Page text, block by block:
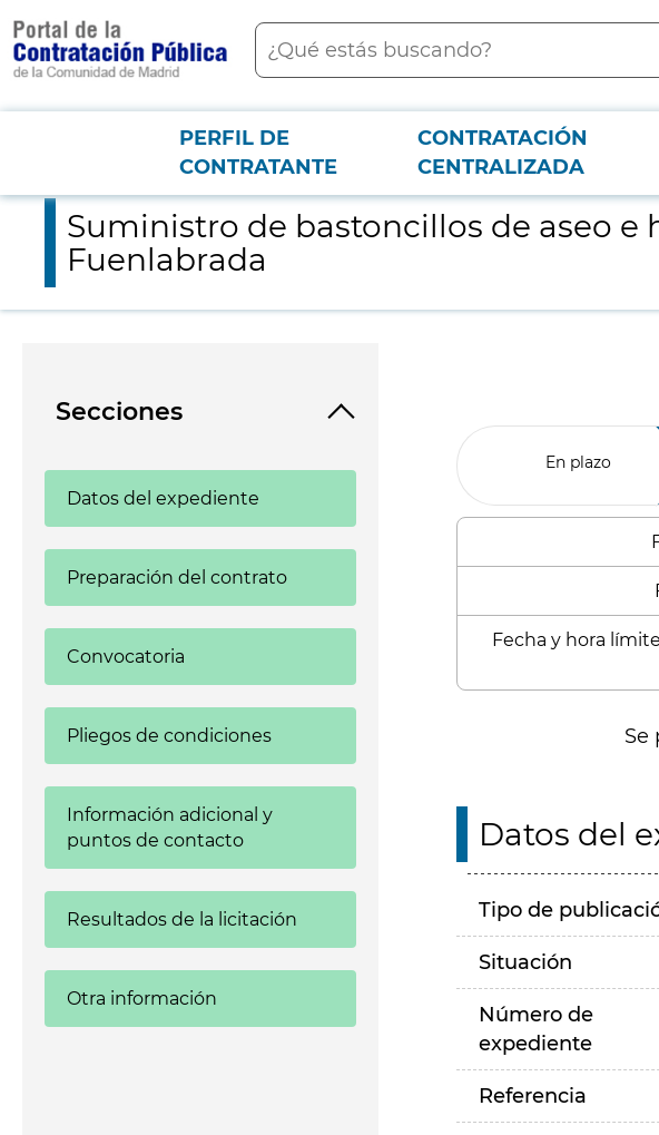
contenido
principal
Buscar
Menú PCON
PERFIL DE
CONTRATANTE
CONTRATACIÓN
CENTRALIZADA
Suministro de bastoncillos de aseo e higiene bucal para el Hospital Universitario de
Suministro de bastoncillos de aseo
Fuenlabrada
Secciones
Datos del expediente
Preparación del contrato
Convocatoria
Pliegos de condiciones
Información adicional y
puntos de contacto
Resultados de la licitación
Otra información
En plazo
Fecha y hora
Se
Datos del
Tipo de
Situación
Número de
expediente
Referencia